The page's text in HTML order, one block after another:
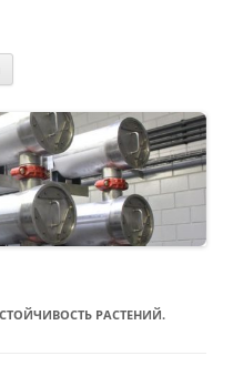
РАСТЕНИЙ.